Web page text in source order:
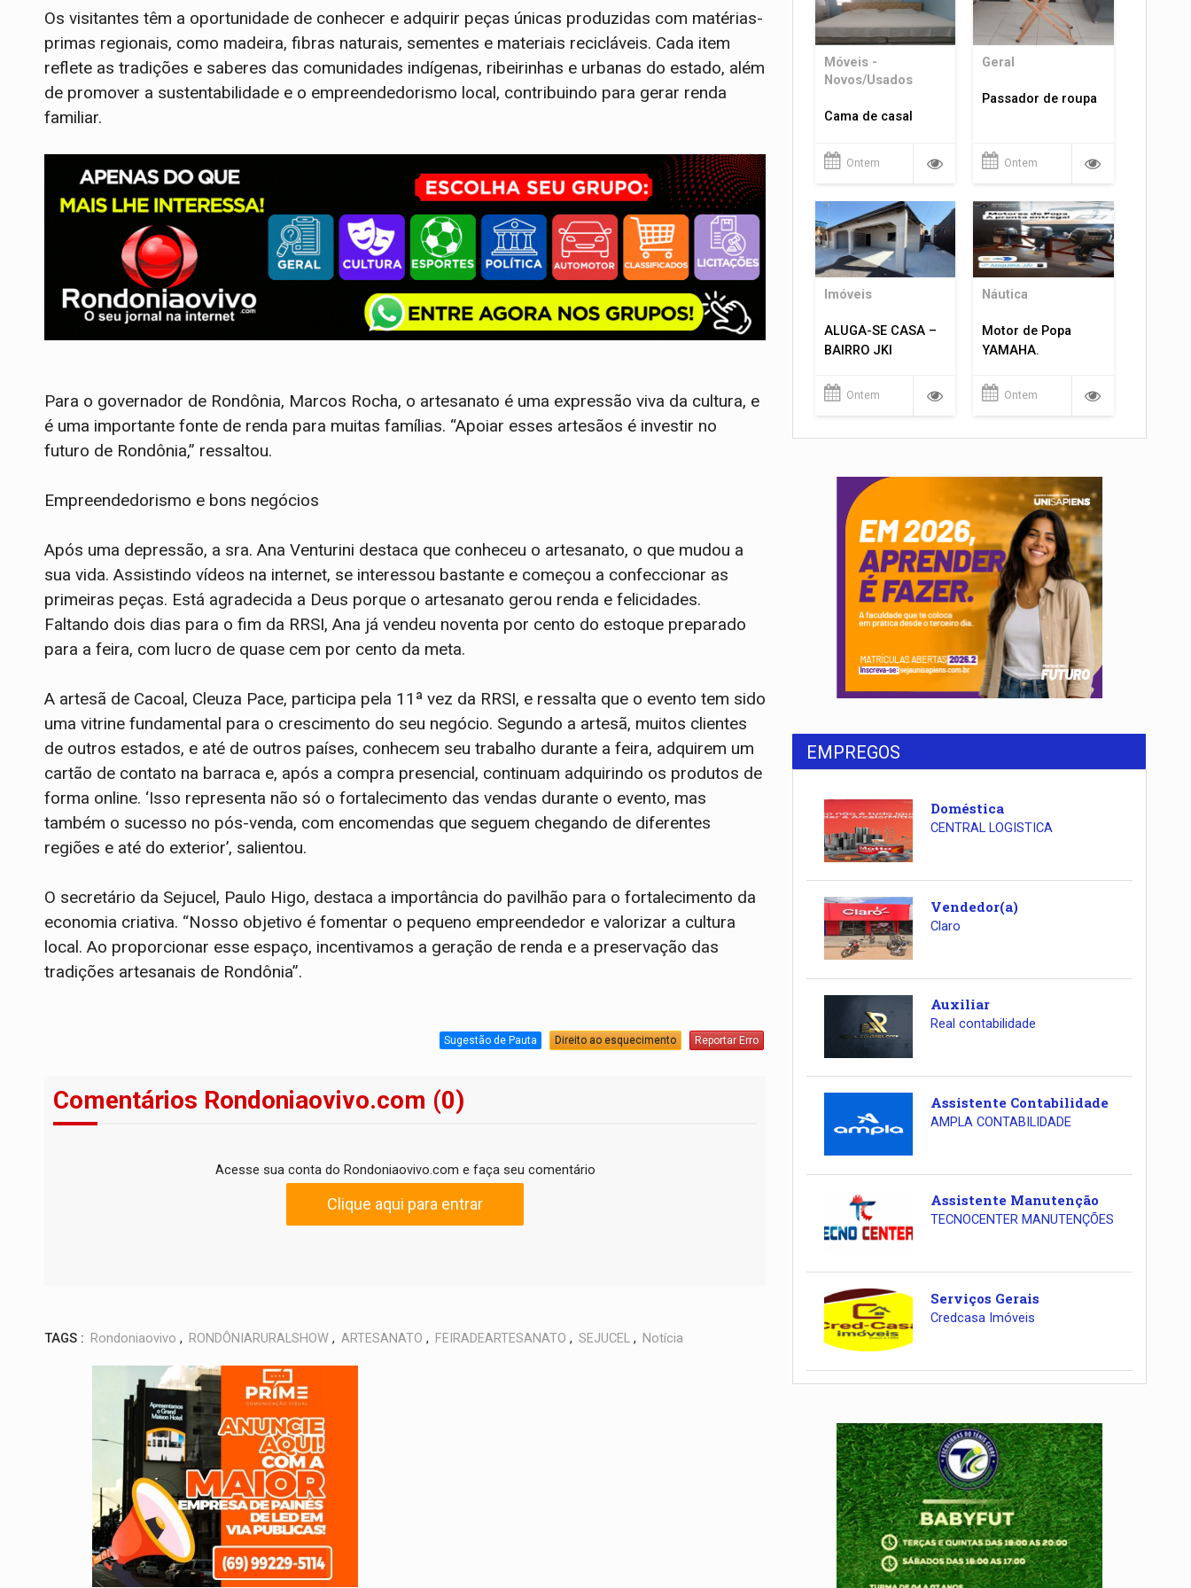
Os visitantes têm a oportunidade de conhecer e adquirir peças únicas produzidas com matérias-
primas regionais, como madeira, fibras naturais, sementes e materiais recicláveis. Cada item
reflete as tradições e saberes das comunidades indígenas, ribeirinhas e urbanas do estado, além
de promover a sustentabilidade e o empreendedorismo local, contribuindo para gerar renda
familiar.
Para o governador de Rondônia, Marcos Rocha, o artesanato é uma expressão viva da cultura, e
é uma importante fonte de renda para muitas famílias. “Apoiar esses artesãos é investir no
futuro de Rondônia,” ressaltou.
Empreendedorismo e bons negócios
Após uma depressão, a sra. Ana Venturini destaca que conheceu o artesanato, o que mudou a
sua vida. Assistindo vídeos na internet, se interessou bastante e começou a confeccionar as
primeiras peças. Está agradecida a Deus porque o artesanato gerou renda e felicidades.
Faltando dois dias para o fim da RRSI, Ana já vendeu noventa por cento do estoque preparado
para a feira, com lucro de quase cem por cento da meta.
A artesã de Cacoal, Cleuza Pace, participa pela 11ª vez da RRSI, e ressalta que o evento tem sido
uma vitrine fundamental para o crescimento do seu negócio. Segundo a artesã, muitos clientes
de outros estados, e até de outros países, conhecem seu trabalho durante a feira, adquirem um
cartão de contato na barraca e, após a compra presencial, continuam adquirindo os produtos de
forma online. ‘Isso representa não só o fortalecimento das vendas durante o evento, mas
também o sucesso no pós-venda, com encomendas que seguem chegando de diferentes
regiões e até do exterior’, salientou.
O secretário da Sejucel, Paulo Higo, destaca a importância do pavilhão para o fortalecimento da
economia criativa. “Nosso objetivo é fomentar o pequeno empreendedor e valorizar a cultura
local. Ao proporcionar esse espaço, incentivamos a geração de renda e a preservação das
tradições artesanais de Rondônia”.
Sugestão de Pauta Direito ao esquecimento Reportar Erro
Comentários Rondoniaovivo.com (0)
Acesse sua conta do Rondoniaovivo.com e faça seu comentário
Clique aqui para entrar
TAGS : Rondoniaovivo , RONDÔNIARURALSHOW , ARTESANATO , FEIRADEARTESANATO , SEJUCEL , Notícia
Móveis -
Novos/Usados
Cama de casal
Ontem
Geral
Passador de roupa
Ontem
Imóveis
ALUGA-SE CASA –
BAIRRO JKI
Ontem
Náutica
Motor de Popa
YAMAHA.
Ontem
EMPREGOS
Doméstica
CENTRAL LOGISTICA
Vendedor(a)
Claro
Auxiliar
Real contabilidade
Assistente Contabilidade
AMPLA CONTABILIDADE
Assistente Manutenção
TECNOCENTER MANUTENÇÕES
Serviços Gerais
Credcasa Imóveis